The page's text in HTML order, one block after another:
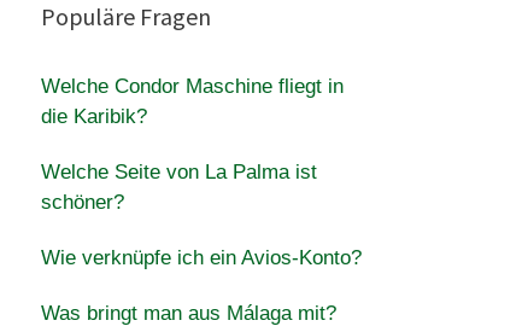
Populäre Fragen
Welche Condor Maschine fliegt in
die Karibik?
Welche Seite von La Palma ist
schöner?
Wie verknüpfe ich ein Avios-Konto?
Was bringt man aus Málaga mit?